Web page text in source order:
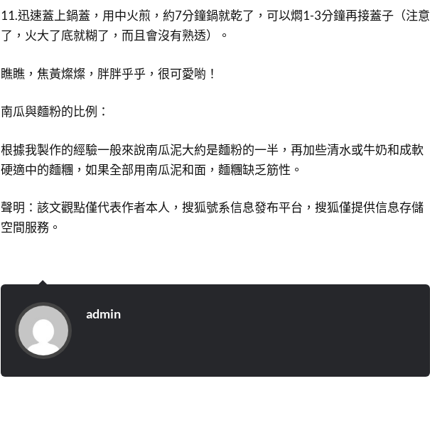
11.迅速蓋上鍋蓋，用中火煎，約7分鐘鍋就乾了，可以燜1-3分鐘再接蓋子（注意
了，火大了底就糊了，而且會沒有熟透）。
瞧瞧，焦黃燦燦，胖胖乎乎，很可愛喲！
南瓜與麵粉的比例：
根據我製作的經驗一般來說南瓜泥大約是麵粉的一半，再加些清水或牛奶和成軟
硬適中的麵糰，如果全部用南瓜泥和面，麵糰缺乏筋性。
聲明：該文觀點僅代表作者本人，搜狐號系信息發布平台，搜狐僅提供信息存儲
空間服務。
admin